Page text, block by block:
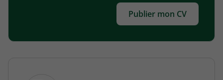
Publier mon CV